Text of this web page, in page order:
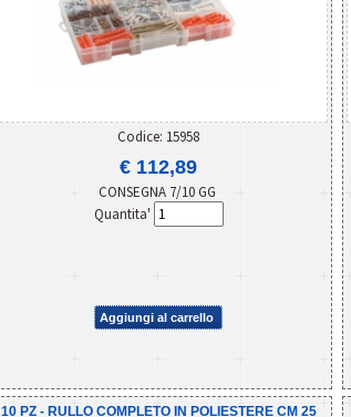
Codice: 15958
€ 112,89
CONSEGNA 7/10 GG
Quantita'
Aggiungi al carrello
10 PZ - RULLO COMPLETO IN POLIESTERE CM 25